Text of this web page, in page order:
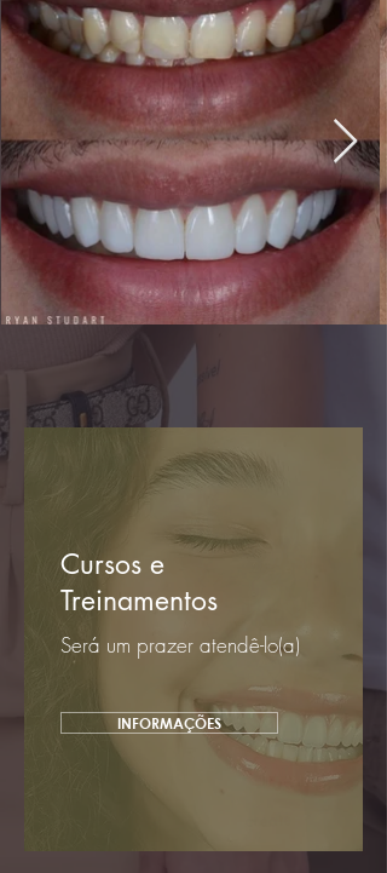
Cursos e
Treinamentos
Será um prazer atendê-lo(a)
INFORMAÇÕES